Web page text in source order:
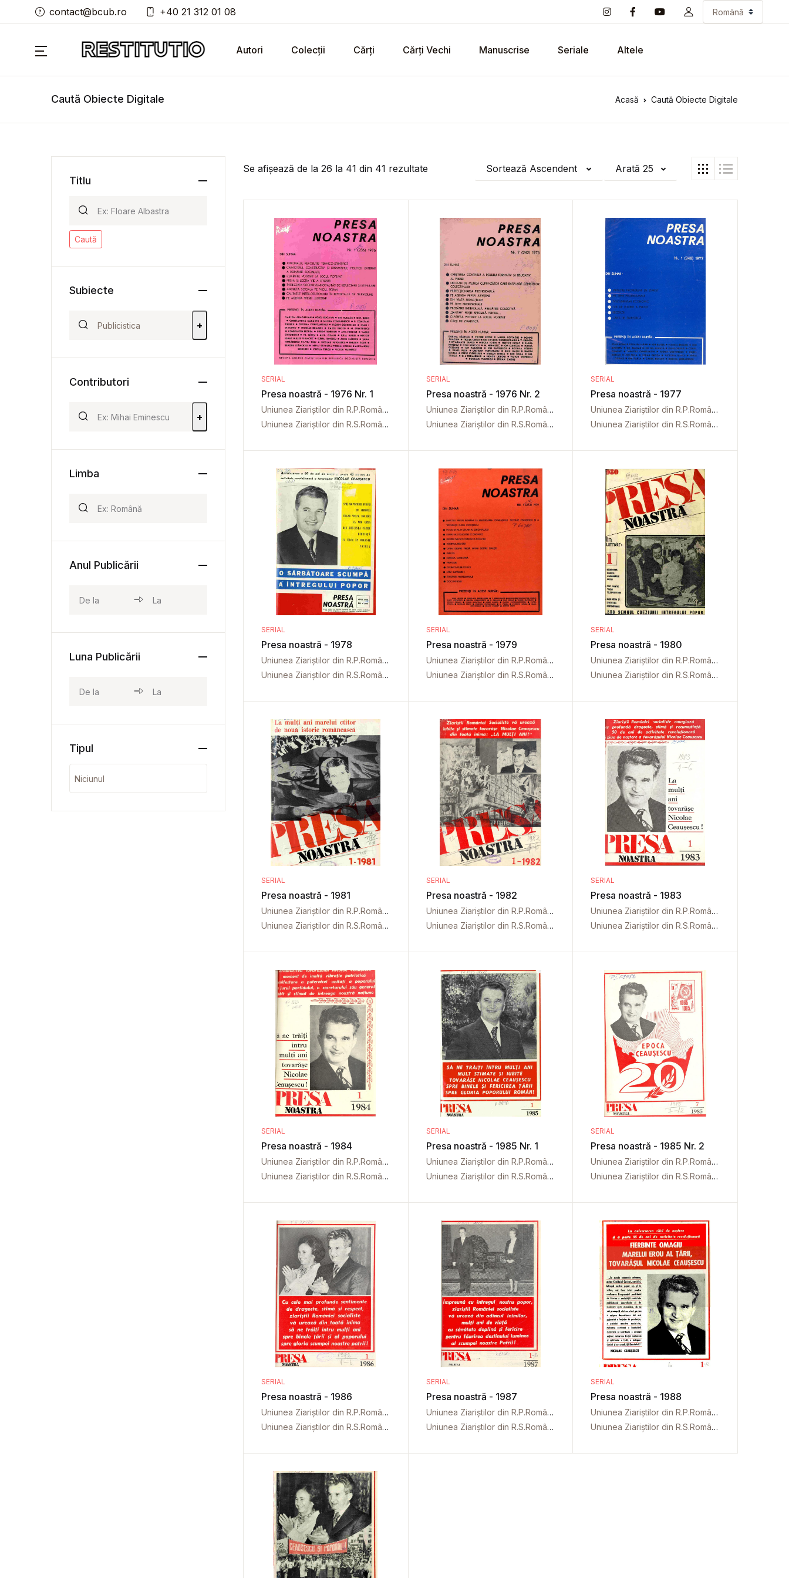
contact@bcub.ro +40 21 312 01 08
Autori Colecții Cărți Cărți Vechi Manuscrise Seriale Altele
Caută Obiecte Digitale Acasă Caută Obiecte Digitale
Se afișează de la 26 la 41 din 41 rezultate Sortează Ascendent Arată 25
SERIAL
Presa noastră - 1976 Nr. 1
Uniunea Ziariștilor din R.P.Română
Uniunea Ziariștilor din R.S.România
SERIAL
Presa noastră - 1976 Nr. 2
Uniunea Ziariștilor din R.P.Română
Uniunea Ziariștilor din R.S.România
SERIAL
Presa noastră - 1977
Uniunea Ziariștilor din R.P.Română
Uniunea Ziariștilor din R.S.România
SERIAL
Presa noastră - 1978
Uniunea Ziariștilor din R.P.Română
Uniunea Ziariștilor din R.S.România
SERIAL
Presa noastră - 1979
Uniunea Ziariștilor din R.P.Română
Uniunea Ziariștilor din R.S.România
SERIAL
Presa noastră - 1980
Uniunea Ziariștilor din R.P.Română
Uniunea Ziariștilor din R.S.România
SERIAL
Presa noastră - 1981
Uniunea Ziariștilor din R.P.Română
Uniunea Ziariștilor din R.S.România
SERIAL
Presa noastră - 1982
Uniunea Ziariștilor din R.P.Română
Uniunea Ziariștilor din R.S.România
SERIAL
Presa noastră - 1983
Uniunea Ziariștilor din R.P.Română
Uniunea Ziariștilor din R.S.România
SERIAL
Presa noastră - 1984
Uniunea Ziariștilor din R.P.Română
Uniunea Ziariștilor din R.S.România
SERIAL
Presa noastră - 1985 Nr. 1
Uniunea Ziariștilor din R.P.Română
Uniunea Ziariștilor din R.S.România
SERIAL
Presa noastră - 1985 Nr. 2
Uniunea Ziariștilor din R.P.Română
Uniunea Ziariștilor din R.S.România
SERIAL
Presa noastră - 1986
Uniunea Ziariștilor din R.P.Română
Uniunea Ziariștilor din R.S.România
SERIAL
Presa noastră - 1987
Uniunea Ziariștilor din R.P.Română
Uniunea Ziariștilor din R.S.România
SERIAL
Presa noastră - 1988
Uniunea Ziariștilor din R.P.Română
Uniunea Ziariștilor din R.S.România
Titlu
Caută
Subiecte
+
Contributori
+
Limba
Anul Publicării
Luna Publicării
Tipul